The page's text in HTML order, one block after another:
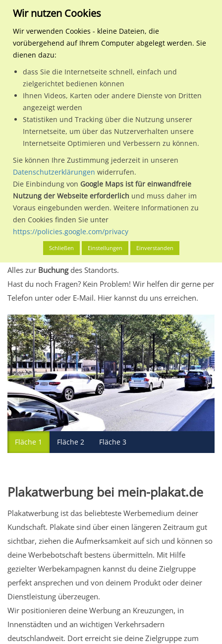
Regionale Plakatwerbung Hessen
Frankfurt am Main, Stadt
F.-Ebert-Anlage/
60325 / Frankfurt am Main, Stadt / Gallus
Nutze günstige Werbemöglichkeiten am Standort F.-Ebert-
Anlage/Hohenstaufenstr. sew./V freist.im Ortsteil Gallus)
Frankfurt am Main, Stadt.
Wir erheben für jede unserer Werbeflächen individuelle und
aktuelleStandortinformationenundLeistungswerte. Damit
kannst du dich schon vor der Buchung im Detail über den
Standort, seine Reichweite und Werbewirkung sowie
eventuelle Beschränkungen in den zugelassenen
Werbeinhalten informieren.
Alles klar? Dann findest du direkt im unteren Teil dieser Seite
Alles zur Buchungdes Standorts.
Hast du noch Fragen? Kein Problem! Wir helfen dir gerne per
Telefon unter oder E-Mail. Hier kannst du uns erreichen.
Fläche 1 Fläche 2 Fläche 3
Plakatwerbung bei mein-plakat.de
Plakatwerbung ist das beliebteste Werbemedium deiner
Kundschaft. Plakate sind über einen längeren Zeitraum gut
sichtbar, ziehen die Aufmerksamkeit auf sich und können so
deine Werbebotschaft bestens übermitteln. Mit Hilfe
gezielter Werbekampagnen kannst du deine Zielgruppe
perfekt ansprechen und von deinem Produkt oder deiner
Dienstleistung überzeugen.
Wir positionieren deine Werbung an Kreuzungen, in
Innenstädten und an wichtigen Verkehrsadern
deutschlandweit. Dort erreicht sie deine Zielgruppe zum
Wir nutzen Cookies
Wir verwenden Cookies - kleine Dateien, die
vorübergehend auf Ihrem Computer abgelegt werden. Sie
dienen dazu:
dass Sie die Internetseite schnell, einfach und
zielgerichtet bedienen können
Ihnen Videos, Karten oder andere Dienste von Dritten
angezeigt werden
Statistiken und Tracking über die Nutzung unserer
Internetseite, um über das Nutzerverhalten unsere
Internetseite Optimieren und Verbessern zu können.
Sie können Ihre Zustimmung jederzeit in unseren
Datenschutzerklärungen widerrufen.
Die Einbindung von Google Maps ist für einwandfreie
Nutzung der Webseite erforderlich und muss daher im
Voraus eingebunden werden. Weitere Informationen zu
den Cookies finden Sie unter
https://policies.google.com/privacy
Schließen Einstellungen Einverstanden